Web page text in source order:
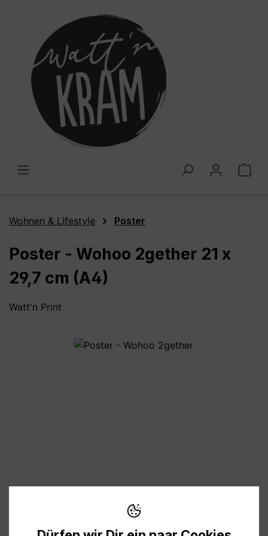
Wohnen & Lifestyle Poster
Poster - Wohoo 2gether 21 x
29,7 cm (A4)
Watt'n Print
Bildergalerie überspringen
Preise inkl. MwSt. zzgl. Versandkosten